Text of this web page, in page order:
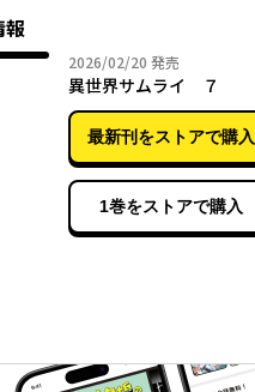
報
2026/02/20 2026年02月20日
発売
異世界サムライ ７
最新刊をストアで購入
1巻をストアで購入